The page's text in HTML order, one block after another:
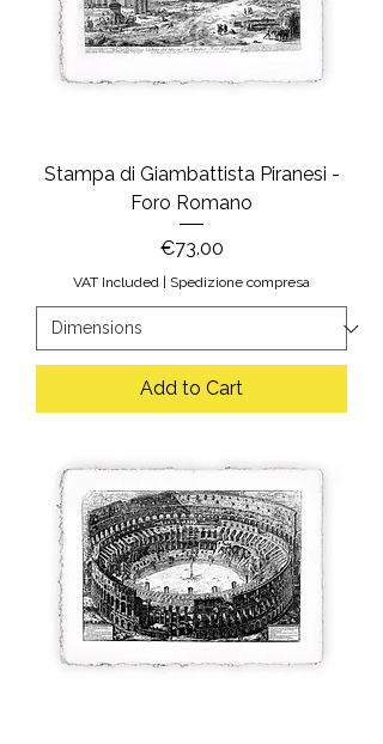
Stampa di Giambattista Piranesi -
Foro Romano
Price
€73.00
VAT Included Spedizione compresa
Add to Cart